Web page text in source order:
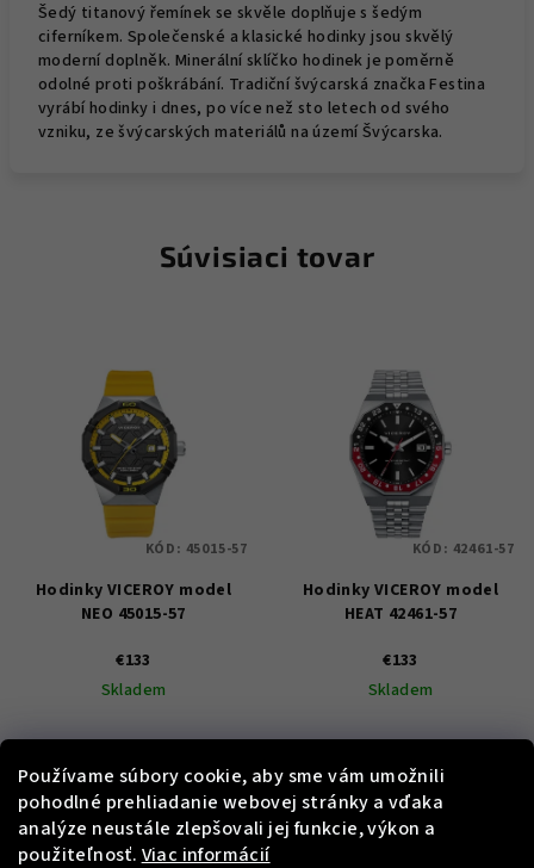
Používame súbory cookie, aby sme vám umožnili
pohodlné prehliadanie webovej stránky a vďaka
analýze neustále zlepšovali jej funkcie, výkon a
použiteľnosť. Viac informácií
Šedý titanový řemínek se skvěle doplňuje s šedým
ciferníkem. Společenské a klasické hodinky jsou skvělý
moderní doplněk. Minerální sklíčko hodinek je poměrně
odolné proti poškrábání. Tradiční švýcarská značka Festina
vyrábí hodinky i dnes, po více než sto letech od svého
vzniku, ze švýcarských materiálů na území Švýcarska.
Súvisiaci tovar
Hodinky VICEROY model
NEO 45015-57
€133
Skladem
Do košíka
KÓD: 45015-57
Hodinky VICEROY model
HEAT 42461-57
€133
Skladem
Do košíka
KÓD: 42461-57